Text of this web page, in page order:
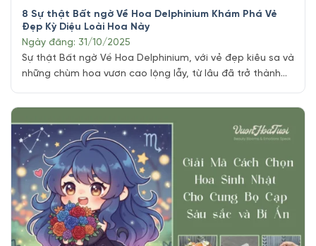
8 Sự thật Bất ngờ Về Hoa Delphinium Khám Phá Vẻ
Đẹp Kỳ Diệu Loài Hoa Này
Ngày đăng: 31/10/2025
Sự thật Bất ngờ Về Hoa Delphinium, với vẻ đẹp kiêu sa và
những chùm hoa vươn cao lộng lẫy, từ lâu đã trở thành
thực vật. Được mệnh danh là “hoa phi yến” hoặc “hoa
chân chim”, Delphiniums không chỉ thu hút [...]